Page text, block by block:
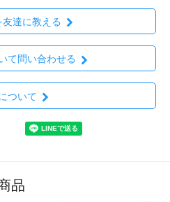
友達に教える
て問い合わせる
ついて
品